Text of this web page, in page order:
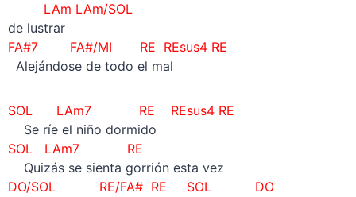
LAm LAm/SOL
de lustrar
FA#7 FA#/MI RE REsus4 RE
Alejándose de todo el mal
SOL LAm7 RE REsus4 RE
Se ríe el niño dormido
SOL LAm7 RE
Quizás se sienta gorrión esta vez
DO/SOL RE/FA# RE SOLDO